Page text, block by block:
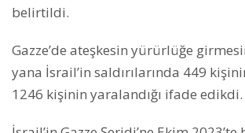
belirtildi.
Gazze’de ateşkesin yürürlüğe
yana İsrail’in saldırılarında 449
1246 kişinin yaralandığı ifade edikdi.